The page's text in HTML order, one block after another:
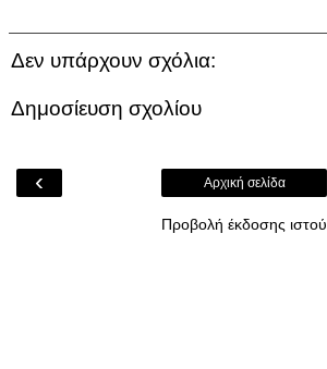
Δεν υπάρχουν σχόλια:
Δημοσίευση σχολίου
‹ Αρχική σελίδα
Προβολή έκδοσης ιστού